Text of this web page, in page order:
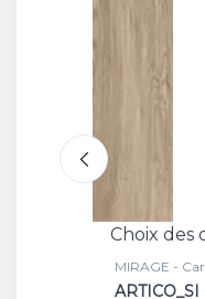
Choix des
MIRAGE -
ARTICO_SI